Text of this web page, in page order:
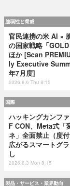
脆弱性と脅威
官民連携の米 AI ×
の国家戦略「GOLD
ほか [Scan
ly Executive
年7月度]
2026.8.6 Thu 8:15
国際
ハッキングカンフ
F CON、Meta式「
ネ」全面禁止（度付
広がるスマートグ
し
2026.8.3 Mon 8:15
製品・サービス・業界動向